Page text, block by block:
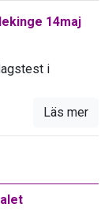
14maj
i
Läs mer